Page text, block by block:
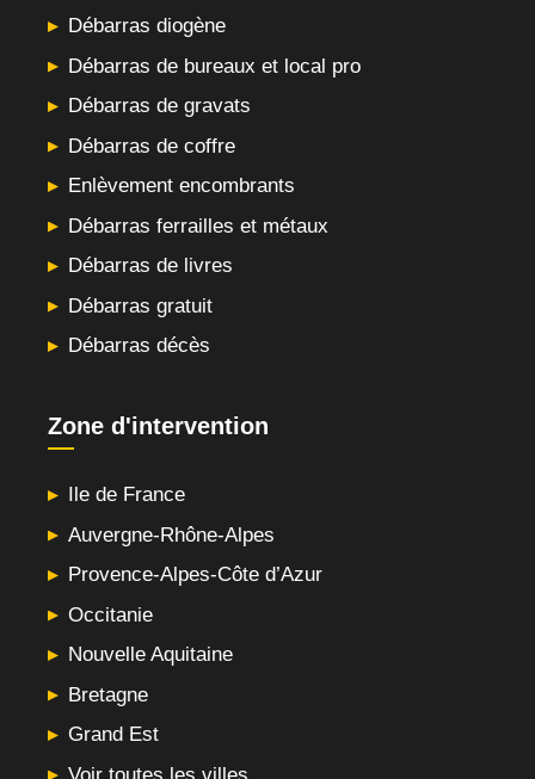
Débarras diogène
Débarras de bureaux et local pro
Débarras de gravats
Débarras de coffre
Enlèvement encombrants
Débarras ferrailles et métaux
Débarras de livres
Débarras gratuit
Débarras décès
Zone d'intervention
Ile de France
Auvergne-Rhône-Alpes
Provence-Alpes-Côte d’Azur
Occitanie
Nouvelle Aquitaine
Bretagne
Grand Est
Voir toutes les villes